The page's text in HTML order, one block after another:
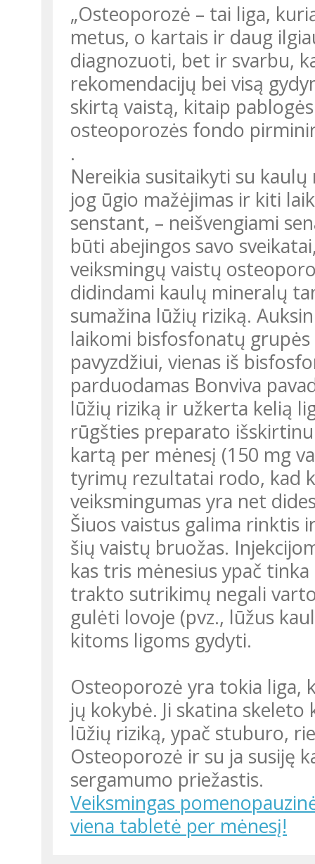
„Osteoporozė – tai liga,
metus, o kartais ir daug
diagnozuoti, bet ir svarbu,
rekomendacijų bei visą
skirtą vaistą, kitaip
osteoporozės fondo
.
Nereikia susitaikyti su
jog ūgio mažėjimas ir kiti
senstant, – neišvengiami
būti abejingos savo
veiksmingų vaistų
didindami kaulų mineralų
sumažina lūžių riziką.
laikomi bisfosfonatų
pavyzdžiui, vienas iš
parduodamas Bonviva
lūžių riziką ir užkerta kelią
rūgšties preparato
kartą per mėnesį (150 mg
tyrimų rezultatai rodo, kad
veiksmingumas yra net
Šiuos vaistus galima rinktis
šių vaistų bruožas.
kas tris mėnesius ypač
trakto sutrikimų negali
gulėti lovoje (pvz., lūžus
kitoms ligoms gydyti.
Osteoporozė yra tokia liga,
jų kokybė. Ji skatina
lūžių riziką, ypač stuburo,
Osteoporozė ir su ja susiję
sergamumo priežastis.
Veiksmingas
viena tabletė per mėnesį!